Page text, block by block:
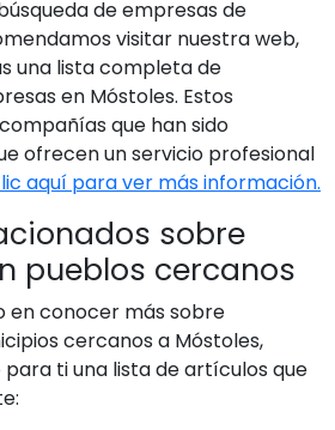
de empresas de
visitar nuestra web,
una lista completa de
en Móstoles. Estos
que han sido
ofrecen un servicio profesional
aquí para ver más información.
sobre
pueblos cercanos
en conocer más sobre
cercanos a Móstoles,
ti una lista de artículos que